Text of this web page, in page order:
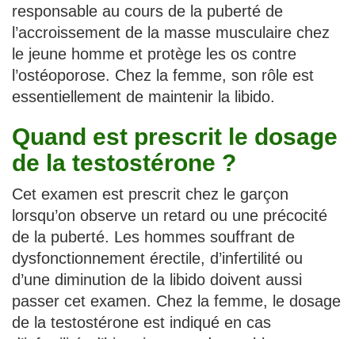
responsable au cours de la puberté de
l’accroissement de la masse musculaire chez
le jeune homme et protège les os contre
l’ostéoporose. Chez la femme, son rôle est
essentiellement de maintenir la libido.
Quand est prescrit le dosage
de la testostérone ?
Cet examen est prescrit chez le garçon
lorsqu’on observe un retard ou une précocité
de la puberté. Les hommes souffrant de
dysfonctionnement érectile, d’infertilité ou
d’une diminution de la libido doivent aussi
passer cet examen. Chez la femme, le dosage
de la testostérone est indiqué en cas